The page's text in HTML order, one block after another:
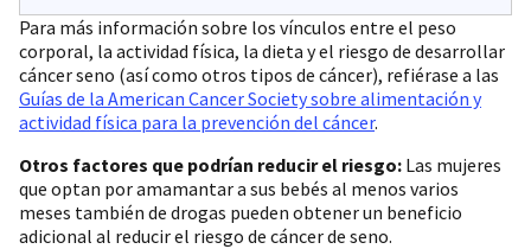
Para más información sobre los vínculos entre el peso
corporal, la actividad física, la dieta y el riesgo de desarrollar
cáncer seno (así como otros tipos de cáncer), refiérase a las
Guías de la American Cancer Society sobre alimentación y
actividad física para la prevención del cáncer.
Otros factores que podrían reducir el riesgo: Las mujeres
que optan por amamantar a sus bebés al menos varios
meses también de drogas pueden obtener un beneficio
adicional al reducir el riesgo de cáncer de seno.